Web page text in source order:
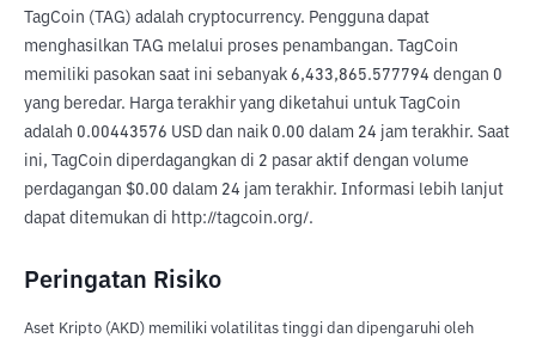
TagCoin (TAG) adalah cryptocurrency. Pengguna dapat
menghasilkan TAG melalui proses penambangan. TagCoin
memiliki pasokan saat ini sebanyak 6,433,865.577794 dengan 0
yang beredar. Harga terakhir yang diketahui untuk TagCoin
adalah 0.00443576 USD dan naik 0.00 dalam 24 jam terakhir. Saat
ini, TagCoin diperdagangkan di 2 pasar aktif dengan volume
perdagangan $0.00 dalam 24 jam terakhir. Informasi lebih lanjut
dapat ditemukan di http://tagcoin.org/.
Peringatan Risiko
Aset Kripto (AKD) memiliki volatilitas tinggi dan dipengaruhi oleh